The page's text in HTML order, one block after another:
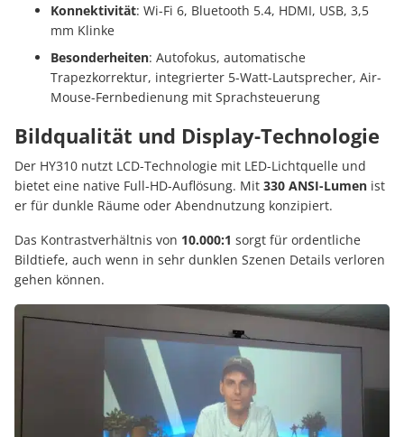
Konnektivität: Wi-Fi 6, Bluetooth 5.4, HDMI, USB, 3,5
mm Klinke
Besonderheiten: Autofokus, automatische
Trapezkorrektur, integrierter 5-Watt-Lautsprecher, Air-
Mouse-Fernbedienung mit Sprachsteuerung
Bildqualität und Display-Technologie
Der HY310 nutzt LCD-Technologie mit LED-Lichtquelle und
bietet eine native Full-HD-Auflösung. Mit 330 ANSI-Lumen ist
er für dunkle Räume oder Abendnutzung konzipiert.
Das Kontrastverhältnis von 10.000:1 sorgt für ordentliche
Bildtiefe, auch wenn in sehr dunklen Szenen Details verloren
gehen können.